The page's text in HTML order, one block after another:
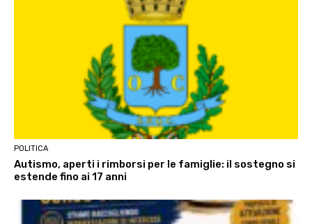
POLITICA
Autismo, aperti i rimborsi per le famiglie: il sostegno si
estende fino ai 17 anni